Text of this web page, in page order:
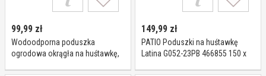
99,99 zł
Wodoodporna poduszka
ogrodowa okrągła na huśtawkę,
149,99 zł
PATIO Poduszki na huśtawkę
Latina G052-23PB 466855 150 x